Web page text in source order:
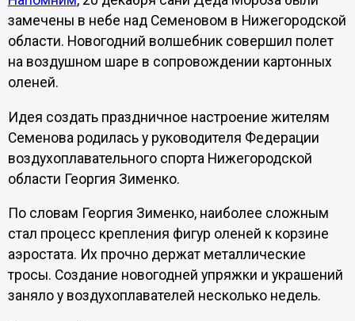
замечены в небе над Семеновом в Нижегородской
области. Новогодний волшебник совершил полет
на воздушном шаре в сопровождении картонных
оленей.
Идея создать праздничное настроение жителям
Семенова родилась у руководителя Федерации
воздухоплавательного спорта Нижегородской
области Георгия Зименко.
По словам Георгия Зименко, наиболее сложным
стал процесс крепления фигур оленей к корзине
аэростата. Их прочно держат металлические
тросы. Создание новогодней упряжки и украшений
заняло у воздухоплавателей несколько недель.